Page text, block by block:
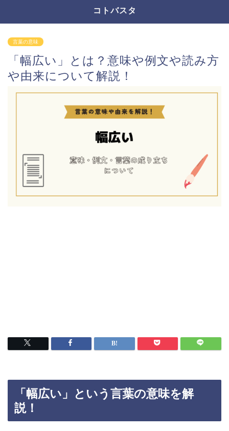
コトバスタ
言葉の意味
「幅広い」とは？意味や例文や読み方
や由来について解説！
「幅広い」という言葉の意味を解
説！